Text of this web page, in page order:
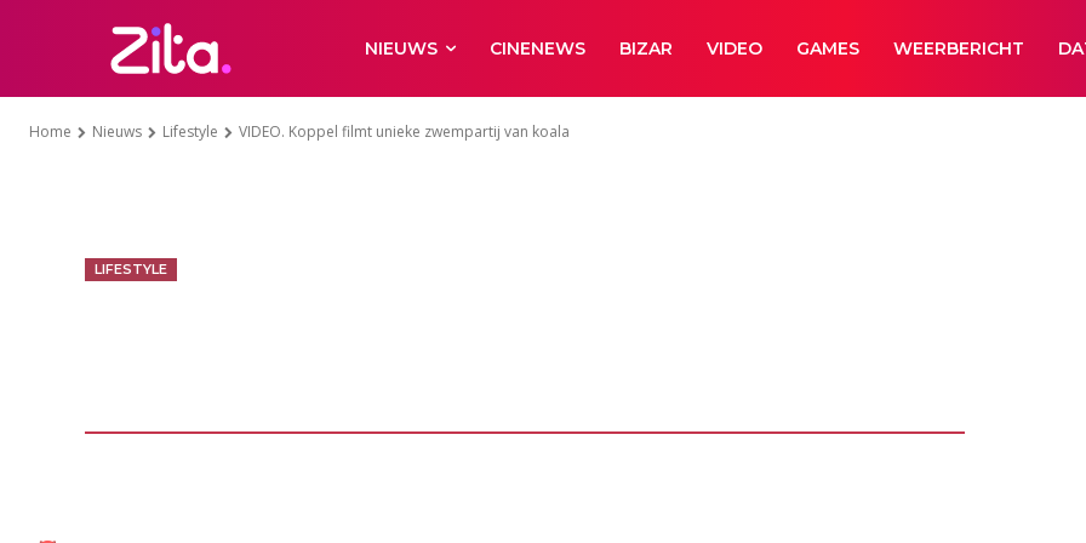
NIEUWS CINENEWS BIZAR VIDEO GAMES WEERBERICHT
Home Nieuws Lifestyle VIDEO. Koppel filmt unieke zwempartij van koala
LIFESTYLE